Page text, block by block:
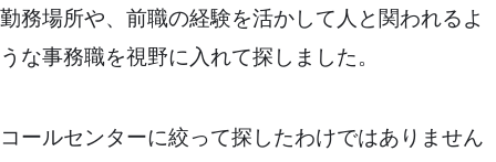
勤務場所や、前職の経験を活かして人と関われるよ
うな事務職を視野に入れて探しました。
コールセンターに絞って探したわけではありません